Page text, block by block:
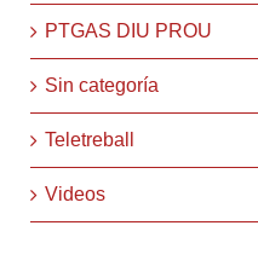
PTGAS DIU PROU
Sin categoría
Teletreball
Videos